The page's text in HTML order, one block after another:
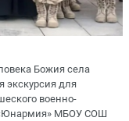
Божия села
экскурсия для
военно-
«Юнармия» МБОУ СОШ